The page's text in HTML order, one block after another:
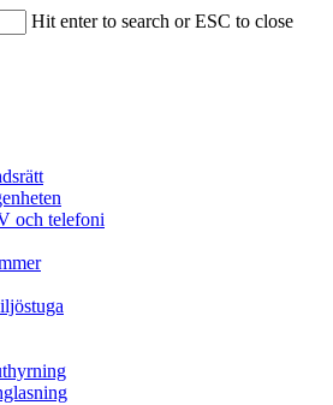
Hit enter to search or ESC to close
och telefoni